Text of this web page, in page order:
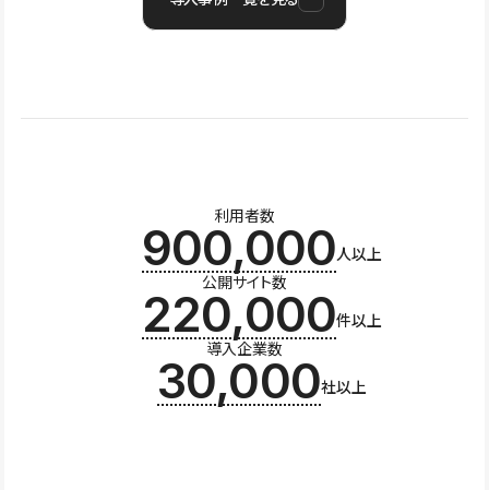
利用者数
900,000人以上
公開サイト数
220,000件以上
導入企業数
30,000社以上